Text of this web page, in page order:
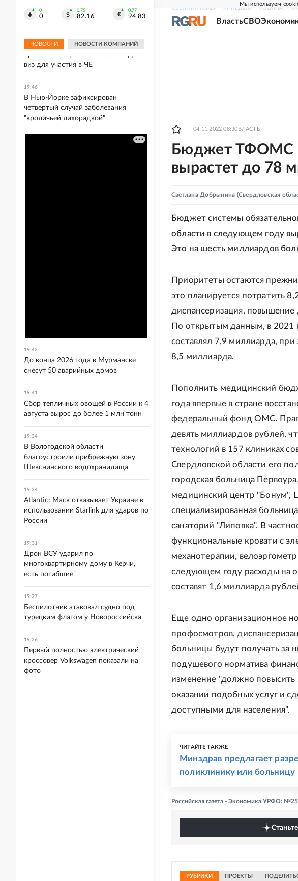
Мы используем
СВЕЖИЙ НОМЕР РГ-НЕДЕЛЯ РОДИНА
ВластьСВО
04.11.2022 08:30 ВЛАСТЬ
Бюджет ТФОМС
вырастет до 78
Светлана Добрынина (Свердловская
Бюджет системы
области в следующем году
Это на шесть миллиардов
Приоритеты остаются
это планируется потратить
диспансеризация, повышение
По открытым данным, в 2021
составлял 7,9 миллиарда,
8,5 миллиарда.
Пополнить медицинский
года впервые в стране
федеральный фонд ОМС.
девять миллиардов рублей,
технологий в 157 клиниках
Свердловской области его
городская больница
медицинский центр
специализированная
санаторий "Липовка". В
функциональные кровати с
механотерапии,
следующем году расходы на
составят 1,6 миллиарда
Еще одно организационное
профосмотров,
больницы будут получать за
подушевого норматива
изменение "должно повысить
оказании подобных услуг и
доступными для населения".
ЧИТАЙТЕ ТАКЖЕ
Минздрав предлагает
поликлинику или больницу
Российская газета - Экономика УРФО:
РУБРИКИ ПРОЕКТЫ
0
0
0.75
82.16
0.77
94.83
НОВОСТИ НОВОСТИ КОМПАНИЙ
продюсер Уильям Орбит
Гимнастка Мельникова
прокомментировала отказ в выдаче
виз для участия в ЧЕ
19:46
В Нью-Йорке зафиксирован
четвертый случай заболевания
"кроличьей лихорадкой"
19:42
До конца 2026 года в Мурманске
снесут 50 аварийных домов
19:41
Сбор тепличных овощей в России к 4
августа вырос до более 1 млн тонн
19:34
В Вологодской области
благоустроили прибрежную зону
Шекснинского водохранилища
19:34
Atlantic: Маск отказывает Украине в
использовании Starlink для ударов по
России
19:31
Дрон ВСУ ударил по
многоквартирному дому в Керчи,
есть погибшие
19:27
Беспилотник атаковал судно под
турецким флагом у Новороссийска
19:26
Первый полностью электрический
кроссовер Volkswagen показали на
фото